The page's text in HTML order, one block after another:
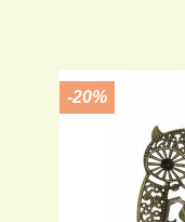
-20%